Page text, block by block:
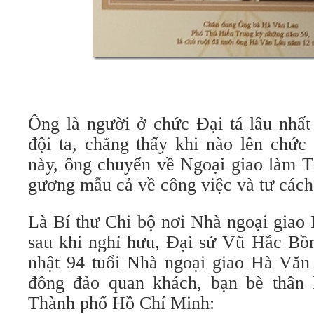
Ông là người ở chức Đại tá lâu
đội ta, chẳng thấy khi nào lên chức
này, ông chuyển về Ngoại giao làm
gương mẫu cả về công việc và tư
Là Bí thư Chi bộ nơi Nhà ngoại giao
sau khi nghỉ hưu, Đại sứ Vũ Hắc
nhật 94 tuổi Nhà ngoại giao Hà
đông đảo quan khách, bạn bè
Thành phố Hồ Chí Minh: